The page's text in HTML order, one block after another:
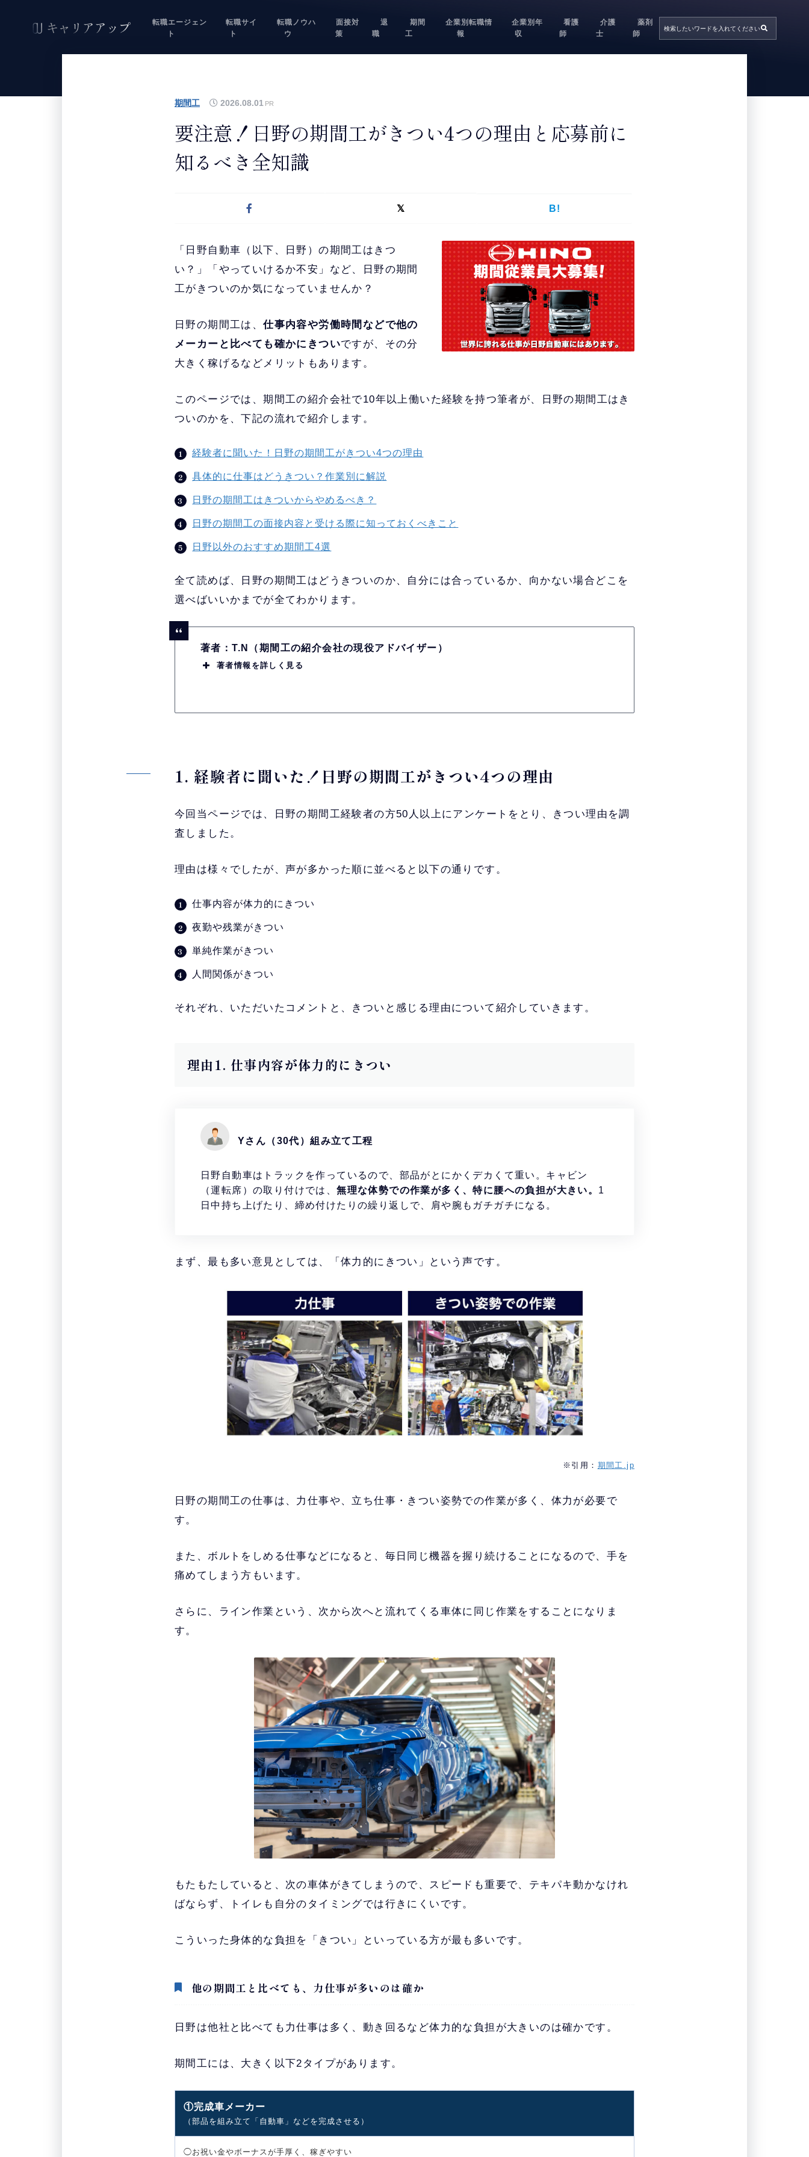
転職エージェン
ト
転職サイ
ト
転職ノウハ
ウ
面接対
策
退
職
期間
工
企業別転職情
報
企業別年
収
看護
師
介護
士
薬剤
師
PR
期間工 2026.08.01
要注意！日野の期間工がきつい4つの理由と応募前に
知るべき全知識
B!
「日野自動車（以下、日野）の期間工はきつ
い？」「やっていけるか不安」など、日野の期間
工がきついのか気になっていませんか？
日野の期間工は、仕事内容や労働時間などで他の
メーカーと比べても確かにきついですが、その分
大きく稼げるなどメリットもあります。
このページでは、期間工の紹介会社で10年以上働いた経験を持つ筆者が、日野の期間工はき
ついのかを、下記の流れで紹介します。
経験者に聞いた！日野の期間工がきつい4つの理由
具体的に仕事はどうきつい？作業別に解説
日野の期間工はきついからやめるべき？
日野の期間工の面接内容と受ける際に知っておくべきこと
日野以外のおすすめ期間工4選
全て読めば、日野の期間工はどうきついのか、自分には合っているか、向かない場合どこを
選べばいいかまでが全てわかります。
著者：T.N（期間工の紹介会社の現役アドバイザー）
著者情報を詳しく見る
1. 経験者に聞いた！日野の期間工がきつい4つの理由
今回当ページでは、日野の期間工経験者の方50人以上にアンケートをとり、きつい理由を調
査しました。
理由は様々でしたが、声が多かった順に並べると以下の通りです。
仕事内容が体力的にきつい
夜勤や残業がきつい
単純作業がきつい
人間関係がきつい
それぞれ、いただいたコメントと、きついと感じる理由について紹介していきます。
理由1. 仕事内容が体力的にきつい
Yさん（30代）組み立て工程
日野自動車はトラックを作っているので、部品がとにかくデカくて重い。キャビン
（運転席）の取り付けでは、無理な体勢での作業が多く、特に腰への負担が大きい。 1
日中持ち上げたり、締め付けたりの繰り返しで、肩や腕もガチガチになる。
まず、最も多い意見としては、「体力的にきつい」という声です。
※引用： 期間工.jp
日野の期間工の仕事は、力仕事や、立ち仕事・きつい姿勢での作業が多く、体力が必要で
す。
また、ボルトをしめる仕事などになると、毎日同じ機器を握り続けることになるので、手を
痛めてしまう方もいます。
さらに、ライン作業という、次から次へと流れてくる車体に同じ作業をすることになりま
す。
もたもたしていると、次の車体がきてしまうので、スピードも重要で、テキパキ動かなけれ
ばならず、トイレも自分のタイミングでは行きにくいです。
こういった身体的な負担を「きつい」といっている方が最も多いです。
他の期間工と比べても、力仕事が多いのは確か
日野は他社と比べても力仕事は多く、動き回るなど体力的な負担が大きいのは確かです。
期間工には、大きく以下2タイプがあります。
①完成車メーカー
（部品を組み立て「自動車」などを完成させる）
◯お祝い金やボーナスが手厚く、稼ぎやすい